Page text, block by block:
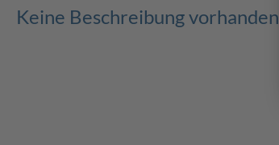
Keine Beschreibung vorhanden